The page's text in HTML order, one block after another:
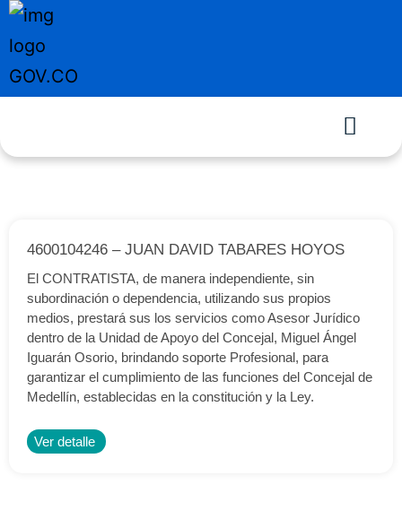
4600104246 – JUAN DAVID TABARES HOYOS
El CONTRATISTA, de manera independiente, sin
subordinación o dependencia, utilizando sus propios
medios, prestará sus los servicios como Asesor Jurídico
dentro de la Unidad de Apoyo del Concejal, Miguel Ángel
Iguarán Osorio, brindando soporte Profesional, para
garantizar el cumplimiento de las funciones del Concejal de
Medellín, establecidas en la constitución y la Ley.
Ver detalle